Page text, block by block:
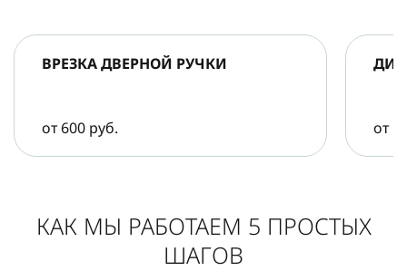
ВРЕЗКА ДВЕРНОЙ РУЧКИ
от 600 руб. от
КАК МЫ РАБОТАЕМ 5 ПРОСТЫХ
ШАГОВ